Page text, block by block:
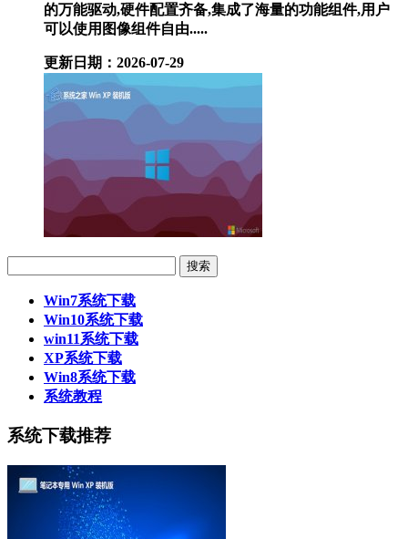
的万能驱动,硬件配置齐备,集成了海量的功能组件,用户
可以使用图像组件自由.....
更新日期：2026-07-29
Win7系统下载
Win10系统下载
win11系统下载
XP系统下载
Win8系统下载
系统教程
系统下载推荐